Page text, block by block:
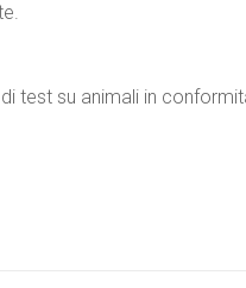
test su animali in